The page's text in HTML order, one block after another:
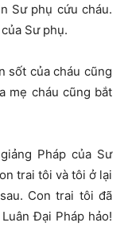
Sư phụ cứu cháu.
Sư phụ.
sốt của cháu cũng
mẹ cháu cũng bắt
Pháp của Sư
trai tôi và tôi ở lại
Con trai tôi đã
Đại Pháp hảo!